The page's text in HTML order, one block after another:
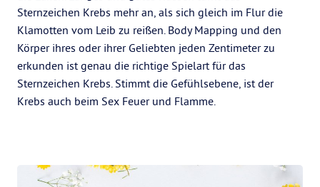
Sternzeichen Krebs mehr an, als sich gleich im Flur die
Klamotten vom Leib zu reißen. Body Mapping und den
Körper ihres oder ihrer Geliebten jeden Zentimeter zu
erkunden ist genau die richtige Spielart für das
Sternzeichen Krebs. Stimmt die Gefühlsebene, ist der
Krebs auch beim Sex Feuer und Flamme.